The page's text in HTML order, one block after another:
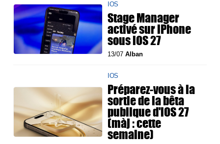
IOS
Stage Manager
activé sur iPhone
sous iOS 27
13/07Alban
IOS
Préparez-vous à la
sortie de la bêta
publique d'iOS 27
(màj : cette
semaine)